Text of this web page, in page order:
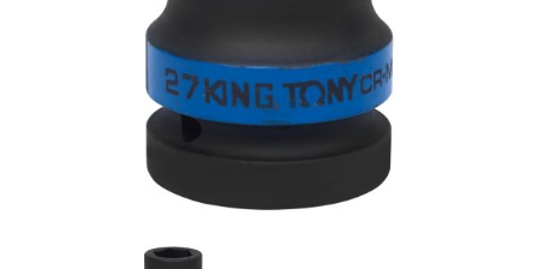
Добавить в корзину
Купить в 1 клик